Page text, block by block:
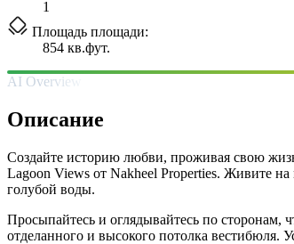
1
Площадь площади:
854 кв.фут.
AI Overview
Описание
Создайте историю любви, проживая свою
Lagoon Views от Nakheel Properties. Живите
голубой воды.
Просыпайтесь и оглядывайтесь по сторонам,
отделанного и высокого потолка вестибюля.